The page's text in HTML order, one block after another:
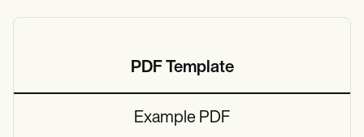
PDF Template
Example PDF